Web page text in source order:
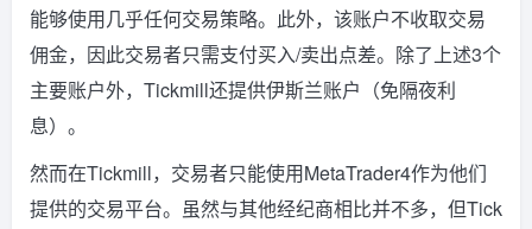
能够使用几乎任何交易策略。此外，该账户不收取交易
佣金，因此交易者只需支付买入/卖出点差。除了上述3个
主要账户外，Tickmill还提供伊斯兰账户（免隔夜利
息）。
然而在Tickmill，交易者只能使用MetaTrader4作为他们
提供的交易平台。虽然与其他经纪商相比并不多，但Tick